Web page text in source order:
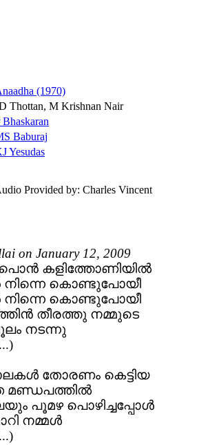
(1970)
Thottan, M Krishnan Nair
Bhaskaran
Baburaj
Yesudas
Provided by: Charles Vincent
on January 12, 2009
കളിത്തോണിയില്‍
കൊണ്ടുപോയീ
കൊണ്ടുപോയീ
തീരത്തു നമ്മുടെ
നടന്നു
തോരണം കെട്ടിയ
മണ്ഡപത്തില്‍
പൂമഴ പൊഴിച്ചപ്പോള്‍
നമ്മള്‍